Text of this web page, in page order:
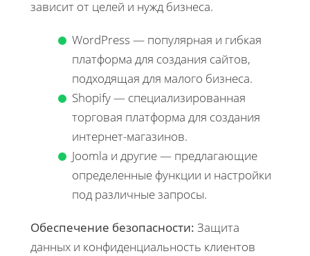
зависит от целей и нужд бизнеса.
WordPress — популярная и гибкая
платформа для создания сайтов,
подходящая для малого бизнеса.
Shopify — специализированная
торговая платформа для создания
интернет-магазинов.
Joomla и другие — предлагающие
определенные функции и настройки
под различные запросы.
Обеспечение безопасности: Защита
данных и конфиденциальность клиентов